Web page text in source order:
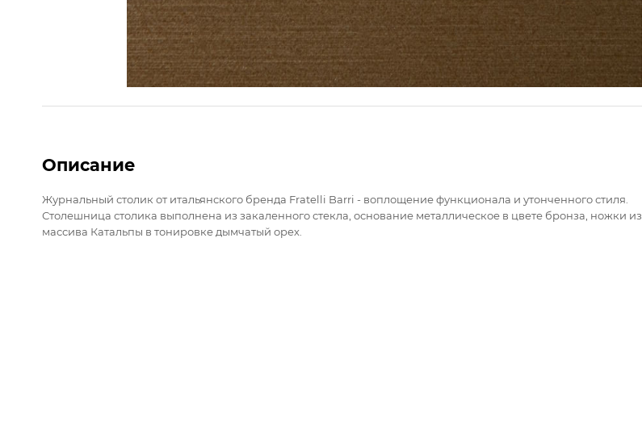
Описание
Журнальный столик от итальянского бренда Fratelli Barri - воплощение функционала и утонченного стиля.
Столешница столика выполнена из закаленного стекла, основание металлическое в цвете бронза, ножки из
массива Катальпы в тонировке дымчатый орех.